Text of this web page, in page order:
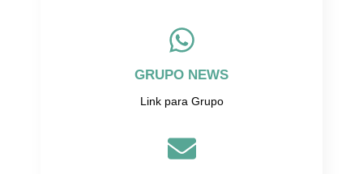
GRUPO NEWS
Link para Grupo